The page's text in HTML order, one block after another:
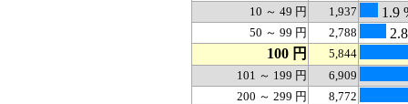
10 ～ 49 円 1,937 1.9
50 ～ 99 円 2,788
100 円
5,844
101 ～ 199 円
6,909
200 ～ 299 円
8,772